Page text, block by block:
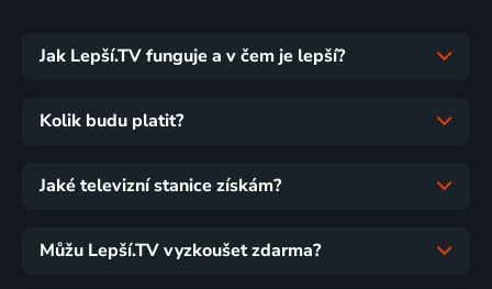
Jak Lepší.TV funguje a v čem je lepší?
Kolik budu platit?
Jaké televizní stanice získám?
Můžu Lepší.TV vyzkoušet zdarma?